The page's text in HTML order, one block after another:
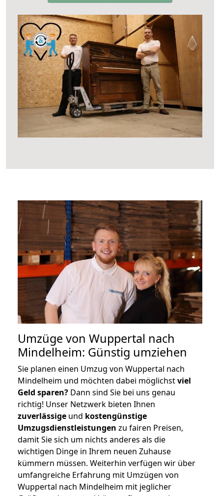
Umzüge von Wuppertal nach
Mindelheim: Günstig umziehen
Sie planen einen Umzug von Wuppertal nach
Mindelheim und möchten dabei möglichstviel
Geld sparen? Dann sind Sie bei uns genau
richtig! Unser Netzwerk bieten Ihnen
zuverlässige und kostengünstige
Umzugsdienstleistungen zu fairen Preisen,
damit Sie sich um nichts anderes als die
wichtigen Dinge in Ihrem neuen Zuhause
kümmern müssen. Weiterhin verfügen wir über
umfangreiche Erfahrung mit Umzügen von
Wuppertal nach Mindelheim mit jeglicher